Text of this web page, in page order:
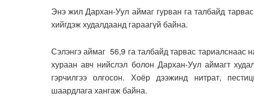
Энэ жил Дархан-Уул аймаг гурван га талбайд
хийгдэж худалдаанд гараагүй байна.
Сэлэнгэ аймаг 56,9 га талбайд тарвас
хураан авч нийслэл болон Дархан-Уул аймагт
гэрчилгээ олгосон. Хоёр дээжинд нитрат,
шаардлага хангаж байна.